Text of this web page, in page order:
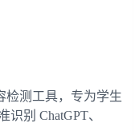
检测工具，专为学生
别 ChatGPT、